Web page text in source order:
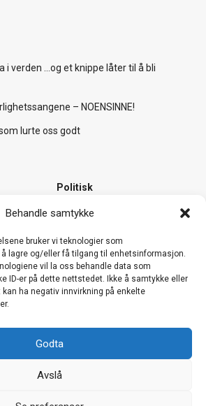
Behandle samtykke
bruker vi teknologier som
lagre og/eller få tilgang til enhetsinformasjon.
vil la oss behandle data som
ID-er på dette nettstedet. Ikke å samtykke eller
ha negativ innvirkning på enkelte
Godta
Avslå
i verden …og et knippe låter til å bli
– NOENSINNE!
lurte oss godt
Politisk
Utrolige Steder
:)
sommerlåta i verden …og et knippe
svulstige kjærlighetssangene –